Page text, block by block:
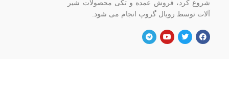
شروع کرد، فروش عمده و تکی محصولات شیر
آلات توسط رویال گروپ انجام می شود.